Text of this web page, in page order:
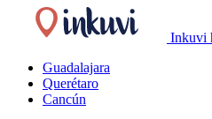
Inkuvi
Guadalajara
Querétaro
Cancún